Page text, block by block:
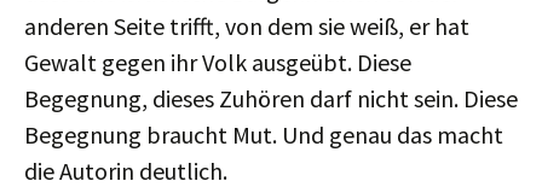
anderen Seite trifft, von dem sie weiß, er hat
Gewalt gegen ihr Volk ausgeübt. Diese
Begegnung, dieses Zuhören darf nicht sein. Diese
Begegnung braucht Mut. Und genau das macht
die Autorin deutlich.